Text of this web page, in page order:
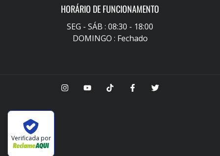
HORÁRIO DE FUNCIONAMENTO
SEG - SÁB : 08:30 - 18:00
DOMINGO : Fechado
Verificada por